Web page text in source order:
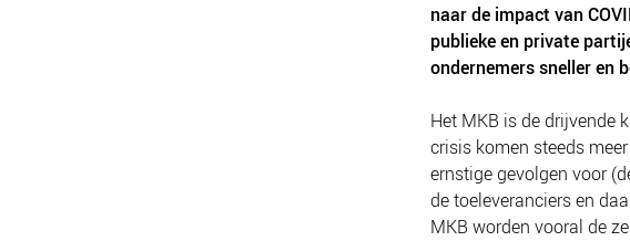
naar de impact van
publieke en private
ondernemers sneller en
Het MKB is de drijvende
crisis komen steeds
ernstige gevolgen voor
de toeleveranciers en
MKB worden vooral de